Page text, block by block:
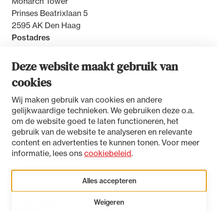
Deze website maakt gebruik van
cookies
Wij maken gebruik van cookies en andere
gelijkwaardige technieken. We gebruiken deze o.a.
om de website goed te laten functioneren, het
gebruik van de website te analyseren en relevante
content en advertenties te kunnen tonen. Voor meer
informatie, lees ons cookiebeleid.
Alles accepteren
Weigeren
Prinses Beatrixlaan 5
2595 AK Den Haag
Postadres
2500 GW Den Haag
Toegankelijkheidsverklaring
Disclaimer